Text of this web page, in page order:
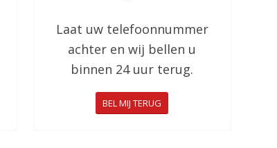
Laat uw telefoonnummer
achter en wij bellen u
binnen 24 uur terug.
BEL MIJ TERUG